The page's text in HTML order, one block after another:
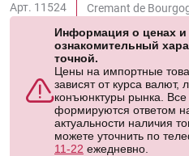
Арт. 11524
Cremant de
Информация о ценах
ознакомительный
точной.
Цены на импортные
зависят от курса валют,
конъюнктуры рынка.
формируются ответом
актуальности наличия
можете уточнить по
11-22 ежедневно.